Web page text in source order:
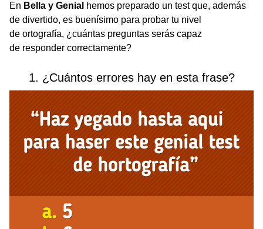
En Bella y Genial hemos preparado un test que, además
de divertido, es buenísimo para probar tu nivel
de ortografía, ¿cuántas preguntas serás capaz
de responder correctamente?
1. ¿Cuántos errores hay en esta frase?